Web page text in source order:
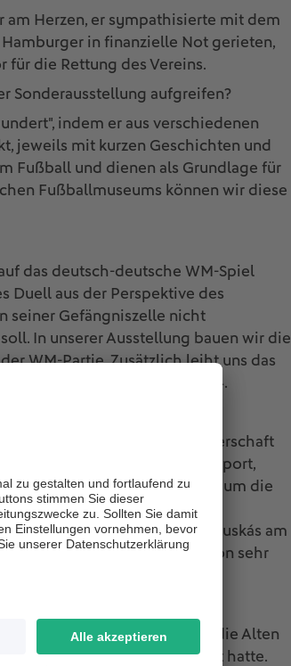
am Herzen, er sympathisierte mit dem
Hamburger in finanzielle Not gerieten,
für die Rettung des Vereins.
Sonderausstellung aufgreifen?
indem er aus verschiedenen
jeweils mit kurzen Geschichten und
Fußball und dienen als Grundlage für
Fußballmuseums können wir diese
das deutsch-deutsche WM-Spiel
Duell aus der Perspektive des
seiner Gefängniszelle nicht
In unserer Ausstellung bauen wir die
WM-Partie. Zusätzlich leiht uns das
des
Endspiels 1974.
Geschichten gemacht.
um die Deutsche Meisterschaft
der Fußball noch kein Breitensport,
zurückgriff. 1954 geht es um die
aus der Perspektive eines
sichFritz Walterund Ferenc Puskás am
des Fußballs schon sehr
er aber über ein Spiel für die Alten
ihn sein Sohn Bruno überredet hatte.